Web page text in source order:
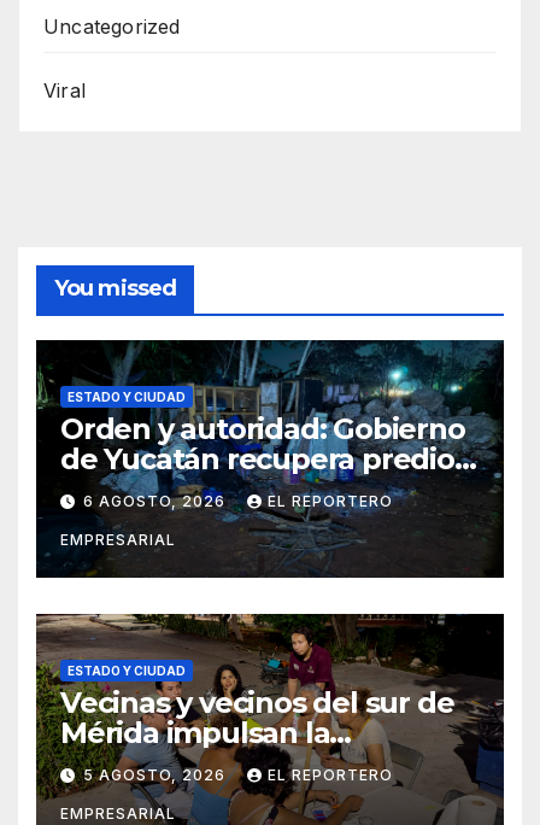
Uncategorized
Viral
You missed
ESTADO Y CIUDAD
Orden y autoridad: Gobierno
de Yucatán recupera predio
estatal invadido en San José
Tecoh
6 AGOSTO, 2026 EL REPORTERO
EMPRESARIAL
ESTADO Y CIUDAD
Vecinas y vecinos del sur de
Mérida impulsan la
recuperación de espacios
comunitarios
5 AGOSTO, 2026 EL REPORTERO
EMPRESARIAL